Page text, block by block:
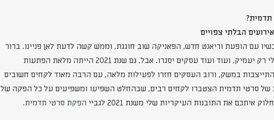
עם הופעת וריאנט חדש, הפאניקה שוב חוגגת, וממש קשה לדעת לאן פניינו. ברור
שאם שוב יוטלו סגרים, המשבר הכלכלי רק יעמיק, ועוד ועוד עסקים יסגרו. אבל, גם שנת 2021 הייתה מלאת הפתעות
התייצבות במשק, ורוב העסקים חזרו לפעילות מלאה, עם הרבה מאוד לקחים חשובים
של סרטי תדמית הצטברו לקחים רבים, שבהחלט השפיעו ומשפיעים על כל הפקה של
את התובנות העיקריות שלי משנת 2021 לגביי
הפקת סרטי תדמית.